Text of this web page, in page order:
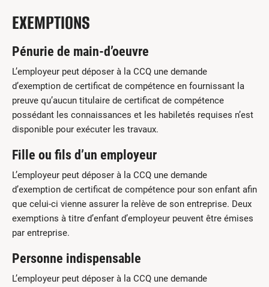
EXEMPTIONS
Pénurie de main-d’oeuvre
L’employeur peut déposer à la CCQ une demande
d’exemption de certificat de compétence en fournissant la
preuve qu’aucun titulaire de certificat de compétence
possédant les connaissances et les habiletés requises n’est
disponible pour exécuter les travaux.
Fille ou fils d’un employeur
L’employeur peut déposer à la CCQ une demande
d’exemption de certificat de compétence pour son enfant afin
que celui-ci vienne assurer la relève de son entreprise. Deux
exemptions à titre d’enfant d’employeur peuvent être émises
par entreprise.
Personne indispensable
L’employeur peut déposer à la CCQ une demande